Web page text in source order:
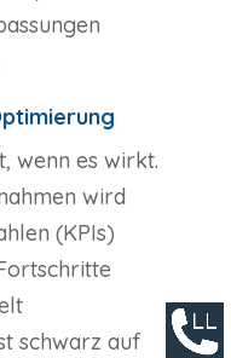
wenn es wirkt.
wird
(KPIs)
schwarz auf